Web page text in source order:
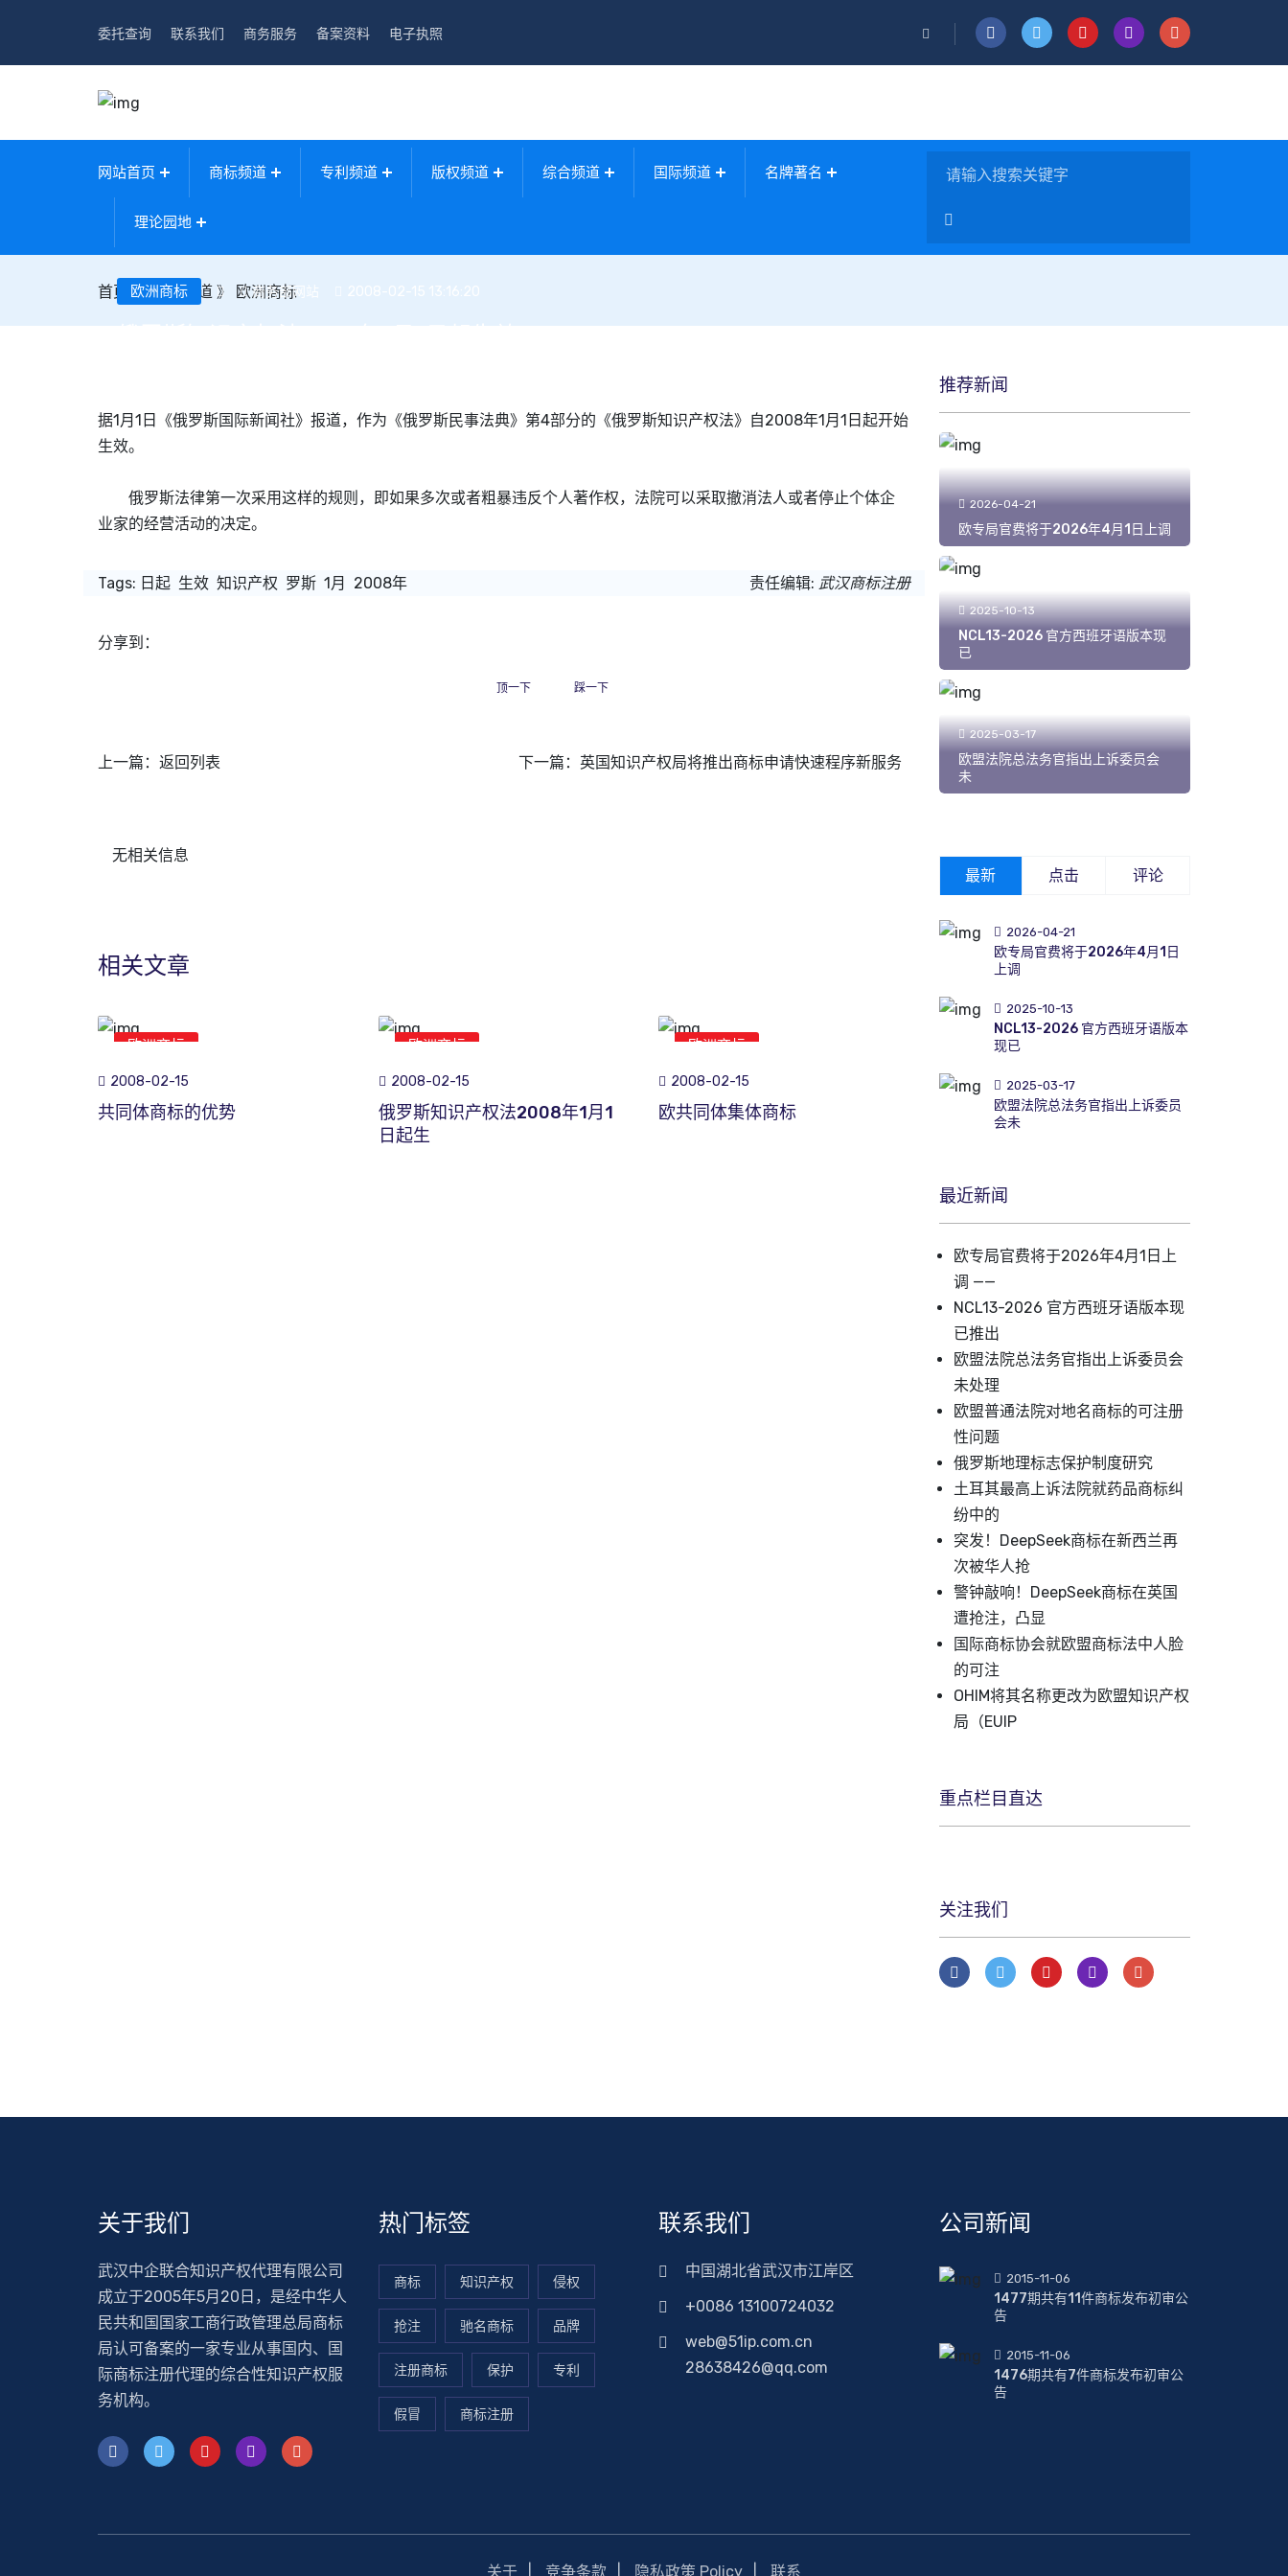
委托查询 联系我们 商务服务 备案资料 电子执照
网站首页 商标频道 专利频道 版权频道 综合频道 国际频道 名牌著名
理论园地
首页 》国际频道 》 欧洲商标
欧洲商标 商务部网站 2008-02-15 13:16:20
据1月1日《俄罗斯国际新闻社》报道，作为《俄罗斯民事法典》第4部分的《俄罗斯知识产权法》自2008年1月1日起开始
生效。
俄罗斯法律第一次采用这样的规则，即如果多次或者粗暴违反个人著作权，法院可以采取撤消法人或者停止个体企
业家的经营活动的决定。
Tags: 日起 生效 知识产权 罗斯 1月 2008年 责任编辑: 武汉商标注册
分享到：
顶一下 踩一下
上一篇： 返回列表 下一篇： 英国知识产权局将推出商标申请快速程序新服务
无相关信息
相关文章
欧洲商标
2008-02-15
共同体商标的优势
欧洲商标
2008-02-15
俄罗斯知识产权法2008年1月1
日起生
欧洲商标
2008-02-15
欧共同体集体商标
推荐新闻
2026-04-21
欧专局官费将于2026年4月1日上调
2025-10-13
NCL13-2026 官方西班牙语版本现
已
2025-03-17
欧盟法院总法务官指出上诉委员会
未
最新 点击 评论
2026-04-21
欧专局官费将于2026年4月1日
上调
2025-10-13
NCL13-2026 官方西班牙语版本
现已
2025-03-17
欧盟法院总法务官指出上诉委员
会未
最近新闻
欧专局官费将于2026年4月1日上
调 ——
NCL13-2026 官方西班牙语版本现
已推出
欧盟法院总法务官指出上诉委员会
未处理
欧盟普通法院对地名商标的可注册
性问题
俄罗斯地理标志保护制度研究
土耳其最高上诉法院就药品商标纠
纷中的
突发！DeepSeek商标在新西兰再
次被华人抢
警钟敲响！DeepSeek商标在英国
遭抢注，凸显
国际商标协会就欧盟商标法中人脸
的可注
OHIM将其名称更改为欧盟知识产权
局（EUIP
重点栏目直达
关注我们
关于我们
武汉中企联合知识产权代理有限公司
成立于2005年5月20日，是经中华人
民共和国国家工商行政管理总局商标
局认可备案的一家专业从事国内、国
际商标注册代理的综合性知识产权服
务机构。
热门标签
商标 知识产权 侵权
抢注 驰名商标 品牌
注册商标 保护 专利
假冒 商标注册
联系我们
中国湖北省武汉市江岸区
+0086 13100724032
web@51ip.com.cn
28638426@qq.com
公司新闻
2015-11-06
1477期共有11件商标发布初审公
告
2015-11-06
1476期共有7件商标发布初审公
告
关于 竞争条款 隐私政策 Policy 联系